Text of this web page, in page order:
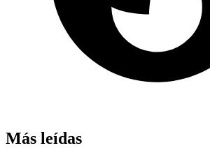
Más leídas